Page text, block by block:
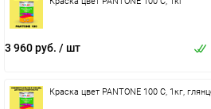
3 960 руб. / шт
Краска цвет PANTONE 100 C, 1кг,